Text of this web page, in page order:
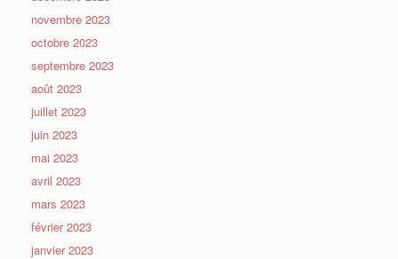
novembre 2023
octobre 2023
septembre 2023
août 2023
juillet 2023
juin 2023
mai 2023
avril 2023
mars 2023
février 2023
janvier 2023